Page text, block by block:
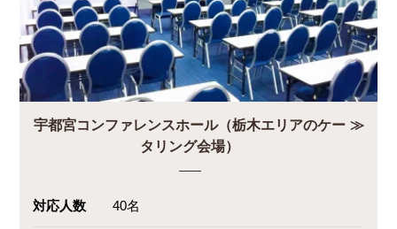
宇都宮コンファレンスホール（栃木エリアのケー
タリング会場）
対応人数 40名